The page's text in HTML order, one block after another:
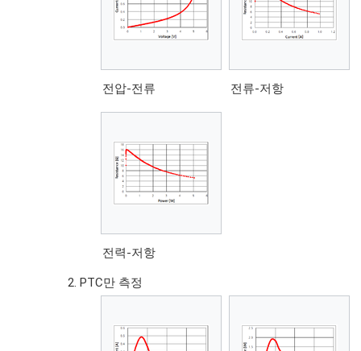
전압-전류 전류-저항
전력-저항
PTC만 측정